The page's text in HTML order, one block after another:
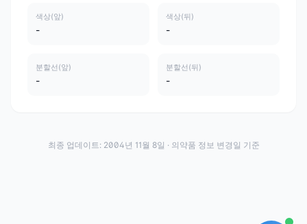
색상(앞)
-
색상(뒤)
-
분할선(앞)
-
분할선(뒤)
-
최종 업데이트: 2004년 11월 8일 · 의약품 정보 변경일 기준